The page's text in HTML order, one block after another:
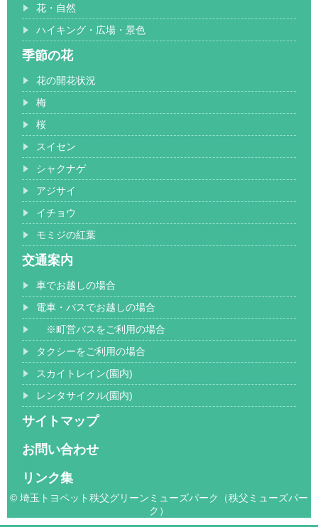
花・自然
ハイキング・広場・景色
季節の花
花の開花状況
梅
桜
スイセン
シャクナゲ
アジサイ
イチョウ
モミジの紅葉
交通案内
車でお越しの場合
電車・バスでお越しの場合
※町営バスをご利用の場合
タクシーをご利用の場合
スカイトレイン(園内)
レンタサイクル(園内)
サイトマップ
お問い合わせ
リンク集
© 埼玉トヨペット秩父グリーンミューズパーク（秩父ミューズパー
ク）